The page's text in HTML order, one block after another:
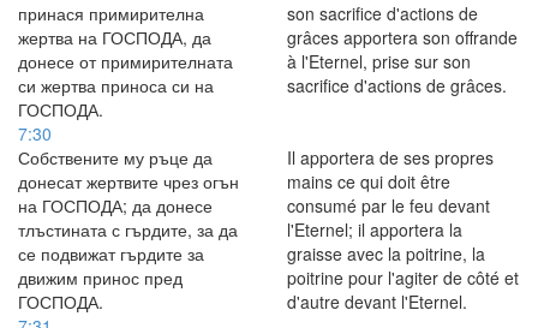
принася примирителна
жертва на ГОСПОДА, да
донесе от примирителната
си жертва приноса си на
ГОСПОДА.
son sacrifice d'actions de
grâces apportera son offrande
à l'Eternel, prise sur son
sacrifice d'actions de grâces.
7:30
Собствените му ръце да
донесат жертвите чрез огън
на ГОСПОДА; да донесе
тлъстината с гърдите, за да
се подвижат гърдите за
движим принос пред
ГОСПОДА.
Il apportera de ses propres
mains ce qui doit être
consumé par le feu devant
l'Eternel; il apportera la
graisse avec la poitrine, la
poitrine pour l'agiter de côté et
d'autre devant l'Eternel.